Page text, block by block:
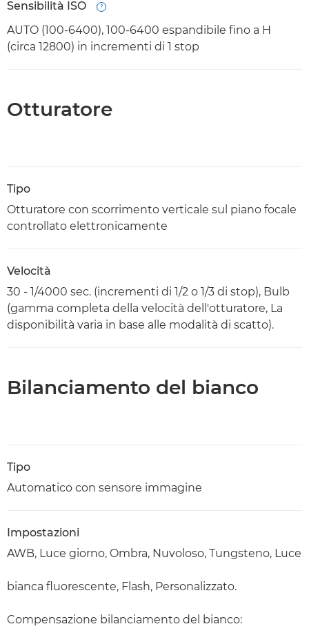
Sensibilità ISO
AUTO (100-6400), 100-6400 espandibile fino a H
(circa 12800) in incrementi di 1 stop
Otturatore
Tipo
Otturatore con scorrimento verticale sul piano focale
controllato elettronicamente
Velocità
30 - 1/4000 sec. (incrementi di 1/2 o 1/3 di stop), Bulb
(gamma completa della velocità dell'otturatore, La
disponibilità varia in base alle modalità di scatto).
Bilanciamento del bianco
Tipo
Automatico con sensore immagine
Impostazioni
AWB, Luce giorno, Ombra, Nuvoloso, Tungsteno, Luce
bianca fluorescente, Flash, Personalizzato.
Compensazione bilanciamento del bianco: